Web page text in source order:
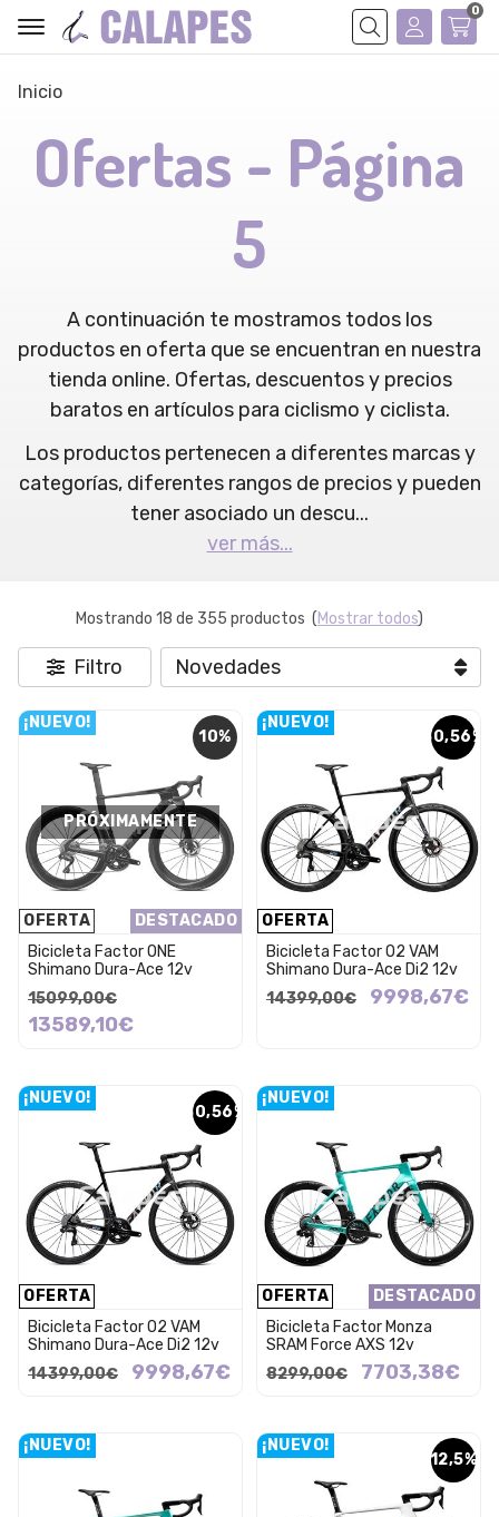
Buscar
0
Inicio
Ofertas - Página
5
A continuación te mostramos todos los
productos en oferta que se encuentran en nuestra
tienda online. Ofertas, descuentos y precios
baratos en artículos para ciclismo y ciclista.
Los productos pertenecen a diferentes marcas y
categorías, diferentes rangos de precios y pueden
tener asociado un descu...
ver más...
Mostrando 18 de 355 productos (Mostrar todos)
Filtro
10%
OFERTA DESTACADO
¡NUEVO!
PRÓXIMAMENTE
Bicicleta Factor ONE
Shimano Dura-Ace 12v
15099,00€
13589,10€
30,56%
OFERTA
¡NUEVO!
Bicicleta Factor O2 VAM
Shimano Dura-Ace Di2 12v
14399,00€
9998,67€
30,56%
OFERTA
¡NUEVO!
Bicicleta Factor O2 VAM
Shimano Dura-Ace Di2 12v
14399,00€
9998,67€
OFERTA DESTACADO
¡NUEVO!
Bicicleta Factor Monza
SRAM Force AXS 12v
8299,00€
7703,38€
¡NUEVO!
12,5%
¡NUEVO!